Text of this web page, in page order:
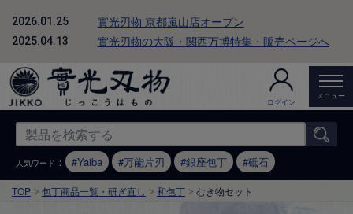
2026.01.25 實光刃物 京都嵐山店オープン
2025.04.13 實光刃物の大阪・関西万博特集・販売ページへ
ログイン
メニュー
人気ワード ： Yaiba 万能片刃 銀座包丁 砥石
TOP 包丁商品一覧・研ぎ直し 和包丁 むき物セット